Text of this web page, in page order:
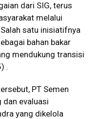
dari SIG, terus
melalui
satu inisiatifnya
bahan bakar
mendukung transisi
.
PT Semen
dan evaluasi
yang dikelola